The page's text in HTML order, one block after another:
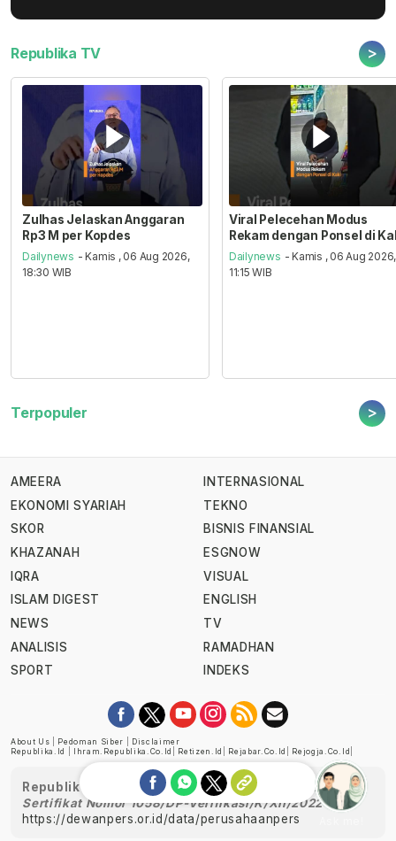
Republika TV >
Zulhas Jelaskan Anggaran
Rp3 M per Kopdes
Dailynews - Kamis , 06 Aug 2026,
18:30 WIB
Viral Pelecehan Modus
Rekam dengan Ponsel di
Dailynews - Kamis , 06 Aug 2026,
11:15 WIB
Terpopuler >
AMEERA
EKONOMI SYARIAH
SKOR
KHAZANAH
IQRA
ISLAM DIGEST
NEWS
ANALISIS
SPORT
INTERNASIONAL
TEKNO
BISNIS FINANSIAL
ESGNOW
VISUAL
ENGLISH
TV
RAMADHAN
INDEKS
About Us Pedoman Siber
Disclaimer
Republika.id
Ihram.republika.co.id Retizen.id Rejabar.co.id Rejogja.co.id
Republika telah diverifikasi oleh Dewan Pers
Sertifikat Nomor 1058/DP-Verifikasi/K/XII/2022
https://dewanpers.or.id/data/perusahaanpers